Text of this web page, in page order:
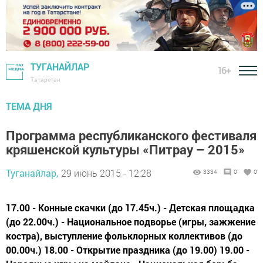
ТУГАНАЙЛАР
Татарстан
16+
ТЕМА ДНЯ
Программа республиканского фестиваля
кряшенской культуры «Питрау – 2015»
Туганайлар, 29 июнь 2015 - 12:28 3334 0 0
17.00 - Конные скачки (до 17.45ч.) - Детская площадка
(до 22.00ч.) - Национальное подворье (игры, зажжение
костра), выступление фольклорных коллективов (до
00.00ч.) 18.00 - Открытие праздника (до 19.00) 19.00 -